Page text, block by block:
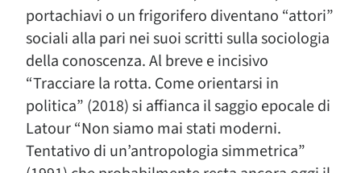
portachiavi o un frigorifero diventano “attori”
sociali alla pari nei suoi scritti sulla sociologia
della conoscenza. Al breve e incisivo
“Tracciare la rotta. Come orientarsi in
politica” (2018) si affianca il saggio epocale di
Latour “Non siamo mai stati moderni.
Tentativo di un’antropologia simmetrica”